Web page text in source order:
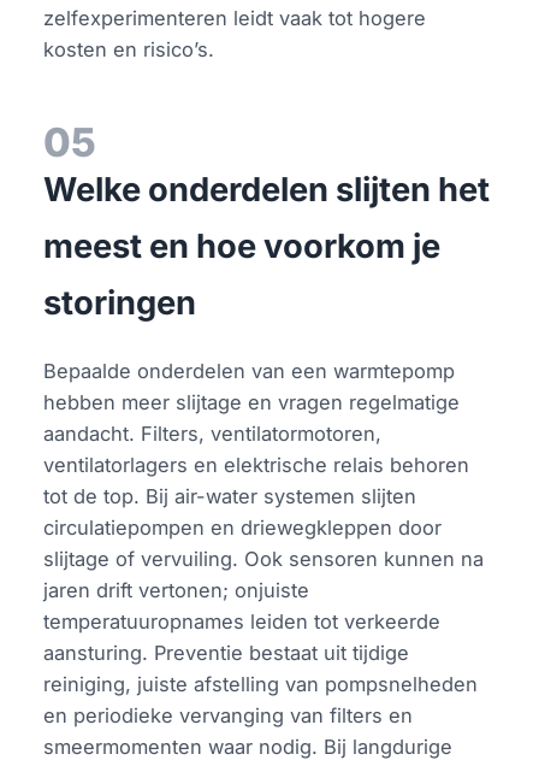
zelfexperimenteren leidt vaak tot hogere
kosten en risico’s.
05
Welke onderdelen slijten het
meest en hoe voorkom je
storingen
Bepaalde onderdelen van een warmtepomp
hebben meer slijtage en vragen regelmatige
aandacht. Filters, ventilatormotoren,
ventilatorlagers en elektrische relais behoren
tot de top. Bij air-water systemen slijten
circulatiepompen en driewegkleppen door
slijtage of vervuiling. Ook sensoren kunnen na
jaren drift vertonen; onjuiste
temperatuuropnames leiden tot verkeerde
aansturing. Preventie bestaat uit tijdige
reiniging, juiste afstelling van pompsnelheden
en periodieke vervanging van filters en
smeermomenten waar nodig. Bij langdurige